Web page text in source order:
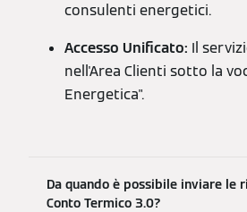
consulenti energetici.
Accesso Unificato: Il
nell'Area Clienti sotto la
Energetica".
Da quando è possibile inviare le
Conto Termico 3.0?